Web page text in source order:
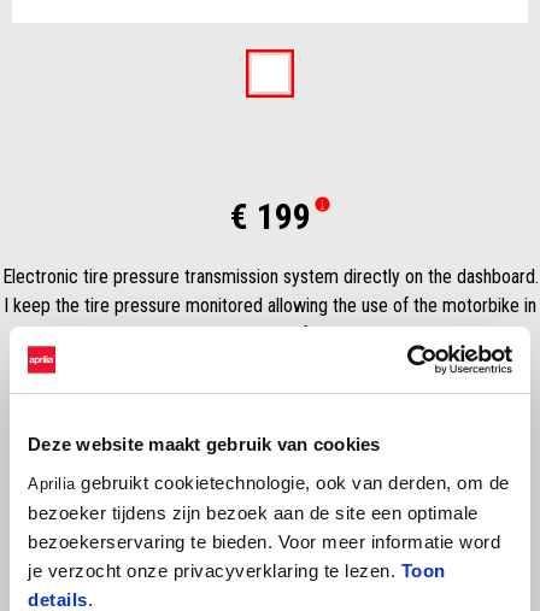
Deze website maakt gebruik van cookies
Aprilia gebruikt cookietechnologie, ook van derden, om de
bezoeker tijdens zijn bezoek aan de site een optimale
bezoekerservaring te bieden. Voor meer informatie word
je verzocht onze privacyverklaring te lezen. Toon
details.
€ 199
Electronic tire pressure transmission system directly on the dashboard.
I keep the tire pressure monitored allowing the use of the motorbike in
complete safety.